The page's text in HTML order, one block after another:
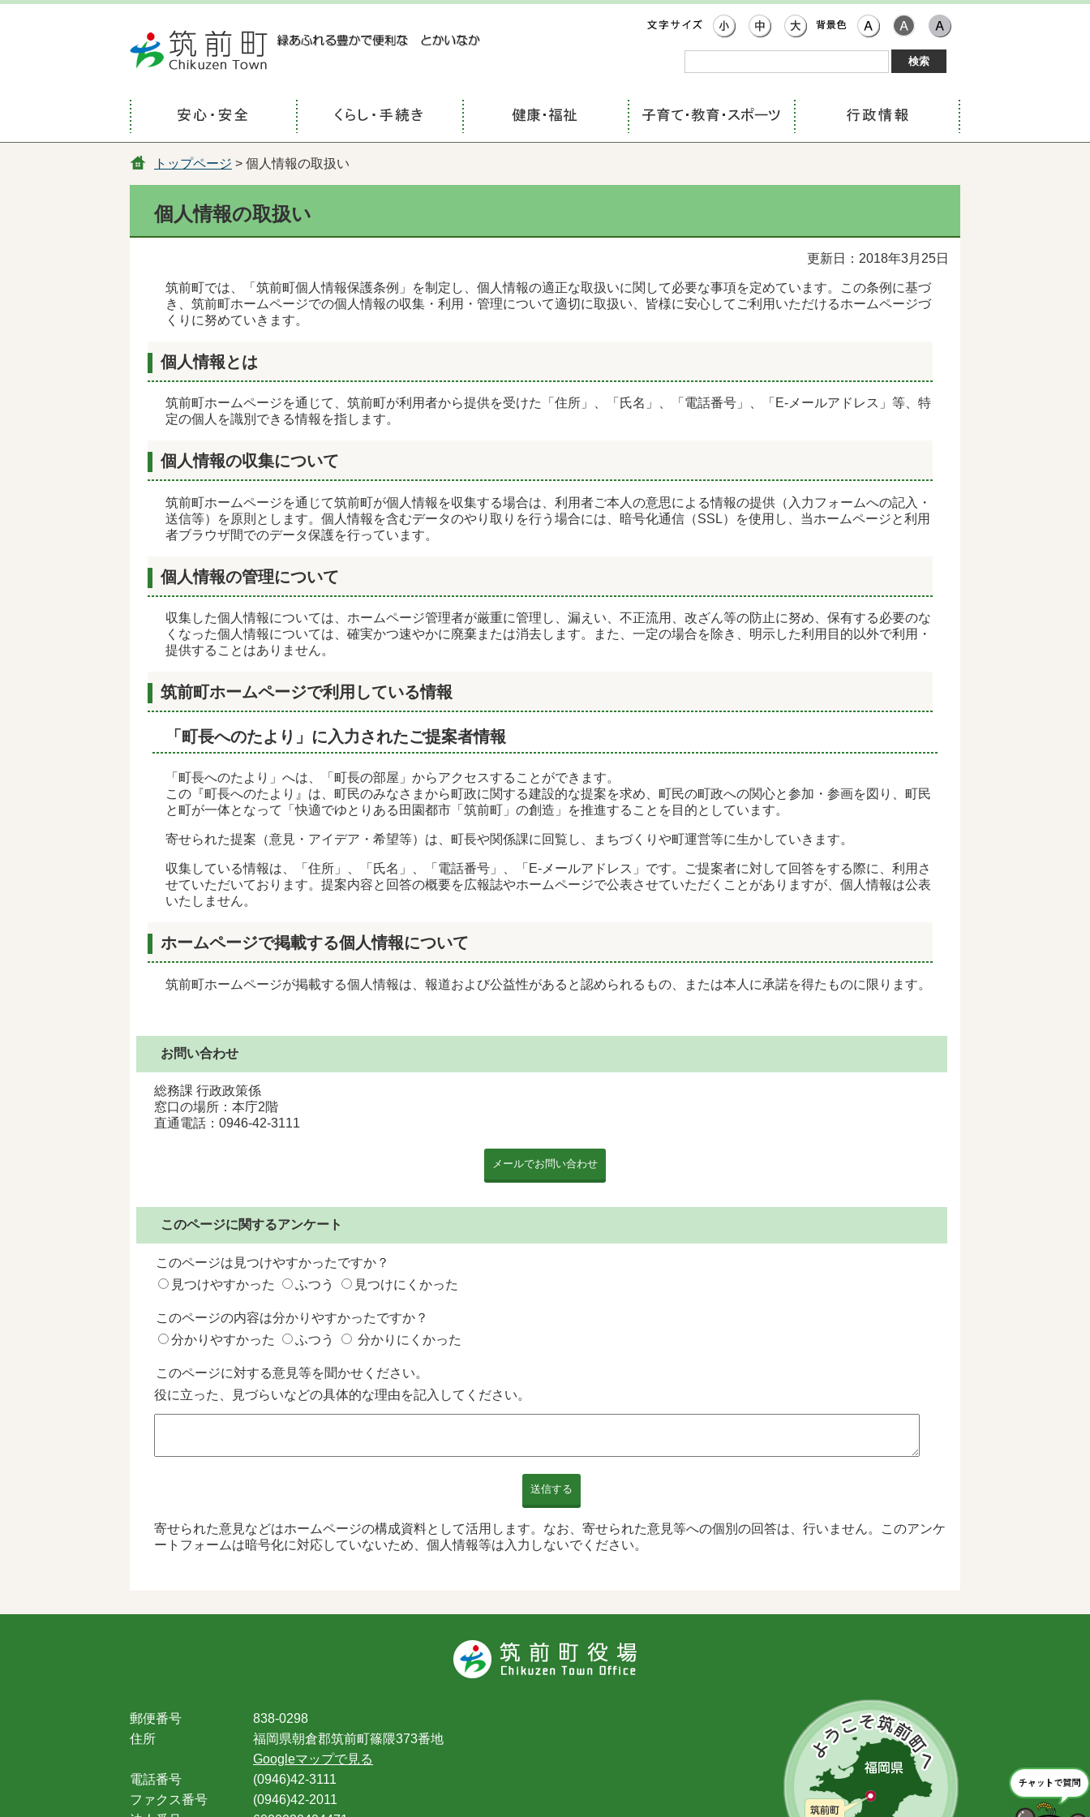
コンテンツにジャンプ
トップページ > 個人情報の取扱い
個人情報の取扱い
更新日：2018年3月25日
筑前町では、「筑前町個人情報保護条例」を制定し、個人情報の適正な取扱いに関して必要な事項を定めています。この条例に基づ
き、筑前町ホームページでの個人情報の収集・利用・管理について適切に取扱い、皆様に安心してご利用いただけるホームページづ
くりに努めていきます。
個人情報とは
筑前町ホームページを通じて、筑前町が利用者から提供を受けた「住所」、「氏名」、「電話番号」、「E-メールアドレス」等、特
定の個人を識別できる情報を指します。
個人情報の収集について
筑前町ホームページを通じて筑前町が個人情報を収集する場合は、利用者ご本人の意思による情報の提供（入力フォームへの記入・
送信等）を原則とします。個人情報を含むデータのやり取りを行う場合には、暗号化通信（SSL）を使用し、当ホームページと利用
者ブラウザ間でのデータ保護を行っています。
個人情報の管理について
収集した個人情報については、ホームページ管理者が厳重に管理し、漏えい、不正流用、改ざん等の防止に努め、保有する必要のな
くなった個人情報については、確実かつ速やかに廃棄または消去します。また、一定の場合を除き、明示した利用目的以外で利用・
提供することはありません。
筑前町ホームページで利用している情報
「町長へのたより」に入力されたご提案者情報
「町長へのたより」へは、「町長の部屋」からアクセスすることができます。
この『町長へのたより』は、町民のみなさまから町政に関する建設的な提案を求め、町民の町政への関心と参加・参画を図り、町民
と町が一体となって「快適でゆとりある田園都市「筑前町」の創造」を推進することを目的としています。
寄せられた提案（意見・アイデア・希望等）は、町長や関係課に回覧し、まちづくりや町運営等に生かしていきます。
収集している情報は、「住所」、「氏名」、「電話番号」、「E-メールアドレス」です。ご提案者に対して回答をする際に、利用さ
せていただいております。提案内容と回答の概要を広報誌やホームページで公表させていただくことがありますが、個人情報は公表
いたしません。
ホームページで掲載する個人情報について
筑前町ホームページが掲載する個人情報は、報道および公益性があると認められるもの、または本人に承諾を得たものに限ります。
お問い合わせ
総務課 行政政策係
窓口の場所：本庁2階
直通電話： 0946-42-3111
このページに関するアンケート
このページは見つけやすかったですか？
見つけやすかった
ふつう 見つけにくかった
このページの内容は分かりやすかったですか？
分かりやすかった
ふつう 分かりにくかった
このページに対する意見等を聞かせください。
役に立った、見づらいなどの具体的な理由を記入してください。
送信する
寄せられた意見などはホームページの構成資料として活用します。なお、寄せられた意見等への個別の回答は、行いません。このアンケ
ートフォームは暗号化に対応していないため、個人情報等は入力しないでください。
郵便番号
838-0298
住所
福岡県朝倉郡筑前町篠隈373番地
Googleマップで見る
電話番号
(0946)42-3111
ファクス番号
(0946)42-2011